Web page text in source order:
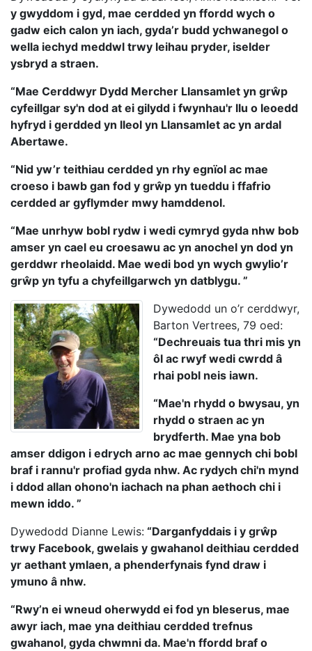
y gwyddom i gyd, mae cerdded yn ffordd wych o
gadw eich calon yn iach, gyda’r budd ychwanegol o
wella iechyd meddwl trwy leihau pryder, iselder
ysbryd a straen.
“Mae Cerddwyr Dydd Mercher Llansamlet yn grŵp
cyfeillgar sy'n dod at ei gilydd i fwynhau'r llu o leoedd
hyfryd i gerdded yn lleol yn Llansamlet ac yn ardal
Abertawe.
“Nid yw’r teithiau cerdded yn rhy egnïol ac mae
croeso i bawb gan fod y grŵp yn tueddu i ffafrio
cerdded ar gyflymder mwy hamddenol.
“Mae unrhyw bobl rydw i wedi cymryd gyda nhw bob
amser yn cael eu croesawu ac yn anochel yn dod yn
gerddwr rheolaidd. Mae wedi bod yn wych gwylio’r
grŵp yn tyfu a chyfeillgarwch yn datblygu. ”
Dywedodd un o’r cerddwyr,
Barton Vertrees, 79 oed:
“Dechreuais tua thri mis yn
ôl ac rwyf wedi cwrdd â
rhai pobl neis iawn.
“Mae'n rhydd o bwysau, yn
rhydd o straen ac yn
brydferth. Mae yna bob
amser ddigon i edrych arno ac mae gennych chi bobl
braf i rannu'r profiad gyda nhw. Ac rydych chi'n mynd
i ddod allan ohono'n iachach na phan aethoch chi i
mewn iddo. ”
Dywedodd Dianne Lewis: “Darganfyddais i y grŵp
trwy Facebook, gwelais y gwahanol deithiau cerdded
yr aethant ymlaen, a phenderfynais fynd draw i
ymuno â nhw.
“Rwy’n ei wneud oherwydd ei fod yn bleserus, mae
awyr iach, mae yna deithiau cerdded trefnus
gwahanol, gyda chwmni da. Mae'n ffordd braf o